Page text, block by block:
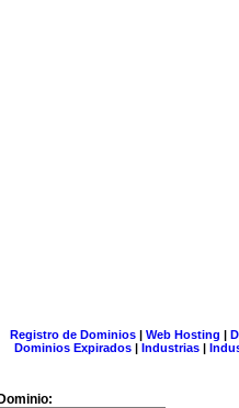
Registro de Dominios| Web Hosting |
Dominios Expirados | Industrias |